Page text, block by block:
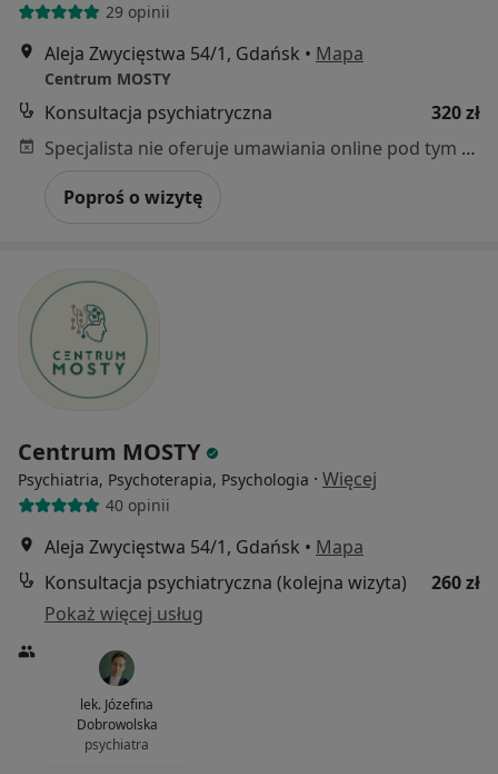
29 opinii
Aleja Zwycięstwa 54/1, Gdańsk • Mapa
Centrum MOSTY
Konsultacja psychiatryczna
320 zł
Specjalista nie oferuje umawiania online pod tym adresem.
Poproś o wizytę
Centrum MOSTY
Psychiatria, Psychoterapia, Psychologia · Więcej
40 opinii
Aleja Zwycięstwa 54/1, Gdańsk • Mapa
Konsultacja psychiatryczna (kolejna wizyta)
260 zł
Pokaż więcej usług
lek. Józefina
Dobrowolska
psychiatra